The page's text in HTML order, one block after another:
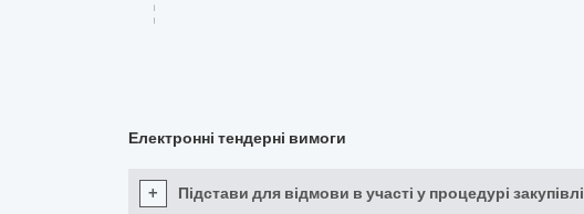
Електронні тендерні вимоги
+ Підстави для відмови в участі у процедурі закупівлі